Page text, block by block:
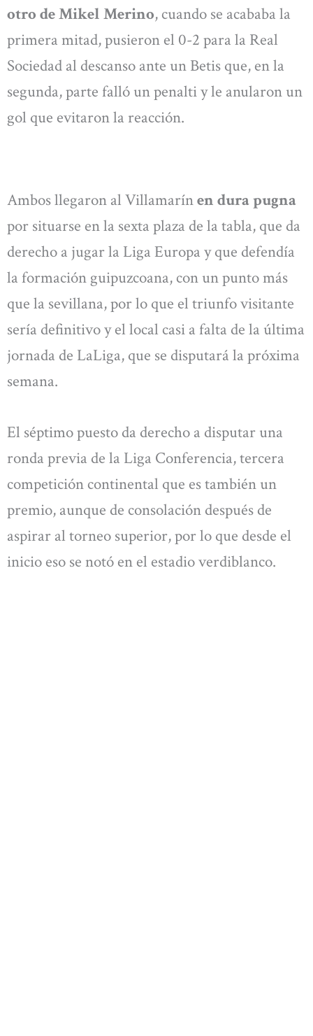
otro de Mikel Merino, cuando se acababa la
primera mitad, pusieron el 0-2 para la Real
Sociedad al descanso ante un Betis que, en la
segunda, parte falló un penalti y le anularon un
gol que evitaron la reacción.
Ambos llegaron al Villamarínen dura pugna
por situarse en la sexta plaza de la tabla, que da
derecho a jugar la Liga Europa y que defendía
la formación guipuzcoana, con un punto más
que la sevillana, por lo que el triunfo visitante
sería definitivo y el local casi a falta de la última
jornada de LaLiga, que se disputará la próxima
semana.
El séptimo puesto da derecho a disputar una
ronda previa de la Liga Conferencia, tercera
competición continental que es también un
premio, aunque de consolación después de
aspirar al torneo superior, por lo que desde el
inicio eso se notó en el estadio verdiblanco.